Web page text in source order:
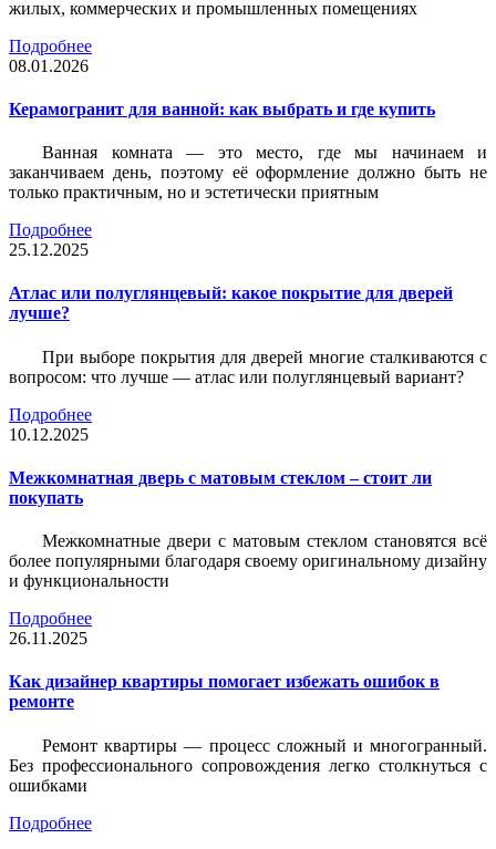
жилых, коммерческих и промышленных помещениях
Подробнее
08.01.2026
Керамогранит для ванной: как выбрать и где купить
Ванная комната — это место, где мы начинаем и
заканчиваем день, поэтому её оформление должно быть не
только практичным, но и эстетически приятным
Подробнее
25.12.2025
Атлас или полуглянцевый: какое покрытие для дверей
лучше?
При выборе покрытия для дверей многие сталкиваются с
вопросом: что лучше — атлас или полуглянцевый вариант?
Подробнее
10.12.2025
Межкомнатная дверь с матовым стеклом – стоит ли
покупать
Межкомнатные двери с матовым стеклом становятся всё
более популярными благодаря своему оригинальному дизайну
и функциональности
Подробнее
26.11.2025
Как дизайнер квартиры помогает избежать ошибок в
ремонте
Ремонт квартиры — процесс сложный и многогранный.
Без профессионального сопровождения легко столкнуться с
ошибками
Подробнее